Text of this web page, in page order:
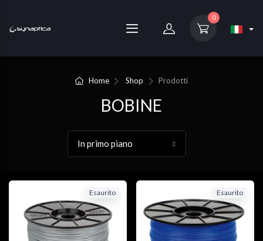
0
Home Shop Prodotti
BOBINE
Esaurito Esaurito